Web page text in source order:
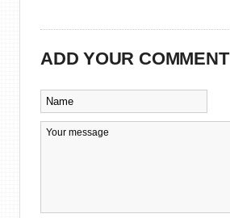
ADD YOUR COMMENT